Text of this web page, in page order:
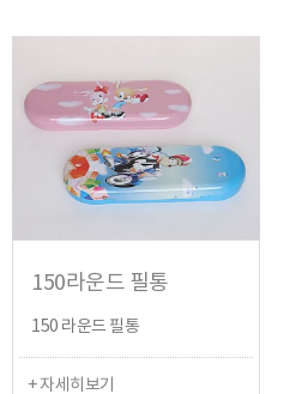
150라운드 필통
150 라운드 필통
+ 자세히보기